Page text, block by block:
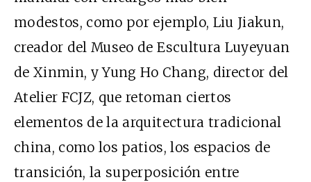
modestos, como por ejemplo, Liu Jiakun,
creador del Museo de Escultura Luyeyuan
de Xinmin, y Yung Ho Chang, director del
Atelier FCJZ, que retoman ciertos
elementos de la arquitectura tradicional
china, como los patios, los espacios de
transición, la superposición entre